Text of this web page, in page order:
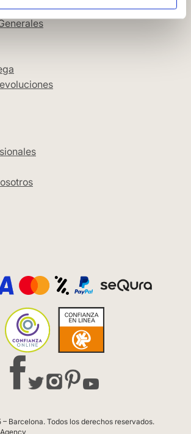
Barcelona. Todos los derechos reservados.